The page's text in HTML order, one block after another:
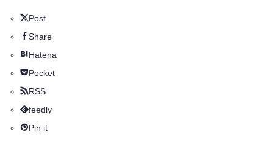
Post
Share
Hatena
Pocket
RSS
feedly
Pin it